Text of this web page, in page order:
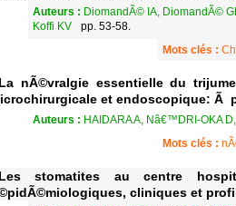
Auteurs : DiomandÃ© IA, DiomandÃ©
Koffi KV
pp. 53-58.
Mots clés :
La nÃ©vralgie essentielle du
et endoscopique: Ã
Auteurs : HAIDARA A, Nâ€™DRI-OKA
Mots clés :
Les stomatites au centre
cliniques et